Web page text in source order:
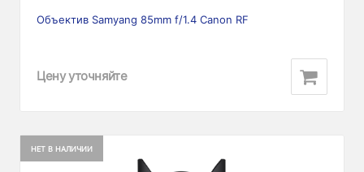
Объектив Samyang 85mm f/1.4 Canon RF
Цену уточняйте
НЕТ В НАЛИЧИИ